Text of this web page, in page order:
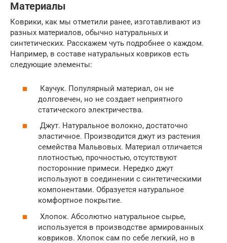
Материалы
Коврики, как мы отметили ранее, изготавливают из
разных материалов, обычно натуральных и
синтетических. Расскажем чуть подробнее о каждом.
Например, в составе натуральных ковриков есть
следующие элементы:
Каучук. Популярный материал, он не
долговечен, но не создает неприятного
статического электричества.
Джут. Натуральное волокно, достаточно
эластичное. Производится джут из растения
семейства Мальвовых. Материал отличается
плотностью, прочностью, отсутствуют
посторонние примеси. Нередко джут
используют в соединении с синтетическими
компонентами. Образуется натуральное
комфортное покрытие.
Хлопок. Абсолютно натуральное сырье,
используется в производстве армированных
ковриков. Хлопок сам по себе легкий, но в